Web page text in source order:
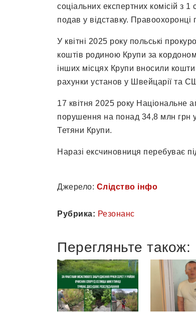
соціальних експертних комісій з
подав у відставку.
У квітні 2025 року польські
коштів родиною Крупи за
інших місцях Крупи вносили кошти
рахунки установ у Швейцарії та
17 квітня 2025 року Національне
порушення на понад 34,8 млн грн
Тетяни Крупи.
Наразі ексчиновниця перебуває
Джерело: Слідство інфо
Рубрика: Резонанс
Перегляньте також: